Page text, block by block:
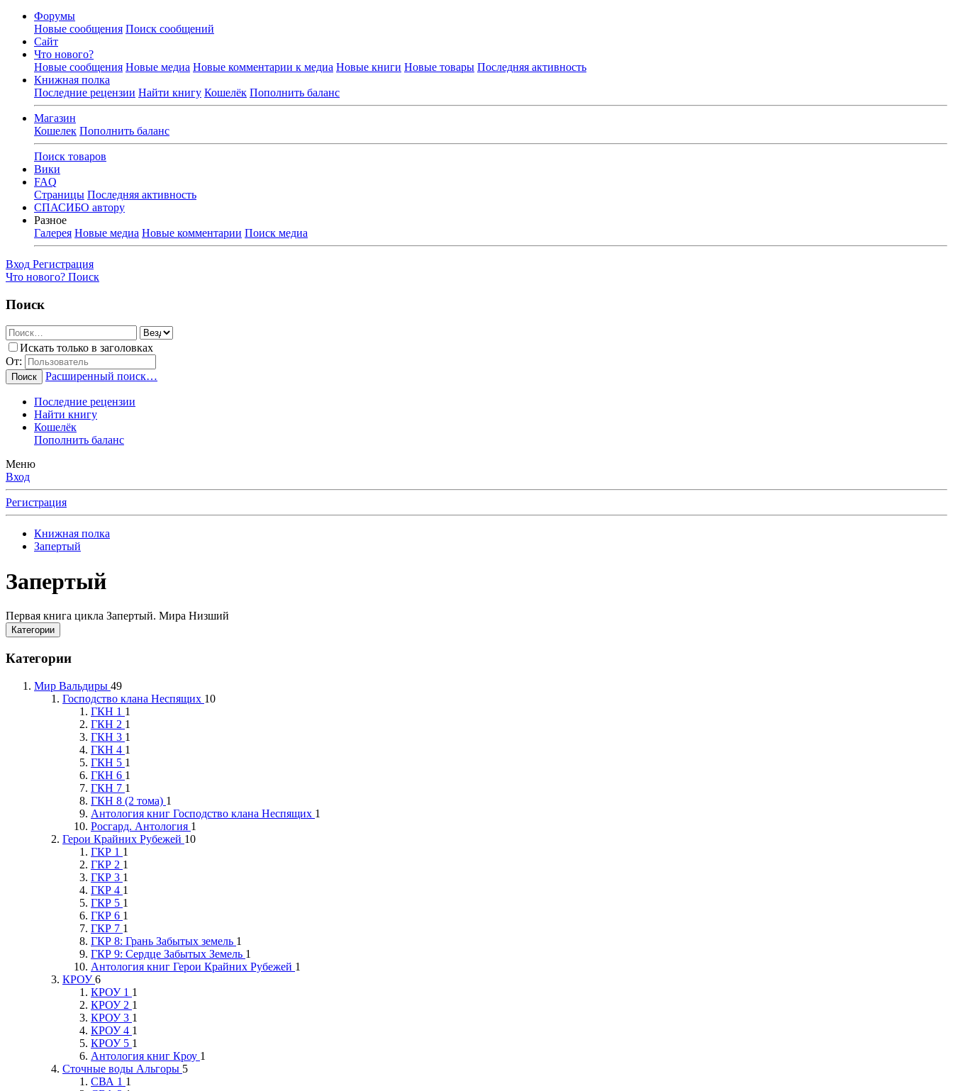
Форумы
Новые сообщения Поиск сообщений
Сайт
Что нового?
Новые сообщения Новые медиа Новые комментарии к медиа Новые книги Новые товары Последняя активность
Книжная полка
Последние рецензии Найти книгу Кошелёк Пополнить баланс
Магазин
Кошелек Пополнить баланс
Поиск товаров
Вики
FAQ
Страницы Последняя активность
СПАСИБО автору
Разное
Галерея Новые медиа Новые комментарии Поиск медиа
Вход Регистрация
Что нового? Поиск
Поиск
Искать только в заголовках
От:
Поиск Расширенный поиск…
Последние рецензии
Найти книгу
Кошелёк
Пополнить баланс
Меню
Вход
Регистрация
Книжная полка
Запертый
Запертый
Первая книга цикла Запертый. Мира Низший
Категории
Категории
Мир Вальдиры 49
Господство клана Неспящих 10
ГКН 1 1
ГКН 2 1
ГКН 3 1
ГКН 4 1
ГКН 5 1
ГКН 6 1
ГКН 7 1
ГКН 8 (2 тома) 1
Антология книг Господство клана Неспящих 1
Росгард. Антология 1
Герои Крайних Рубежей 10
ГКР 1 1
ГКР 2 1
ГКР 3 1
ГКР 4 1
ГКР 5 1
ГКР 6 1
ГКР 7 1
ГКР 8: Грань Забытых земель 1
ГКР 9: Сердце Забытых Земель 1
Антология книг Герои Крайних Рубежей 1
КРОУ6
КРОУ 1 1
КРОУ 2 1
КРОУ 3 1
КРОУ 4 1
КРОУ 5 1
Антология книг Кроу 1
Сточные воды Альгоры 5
СВА 1 1